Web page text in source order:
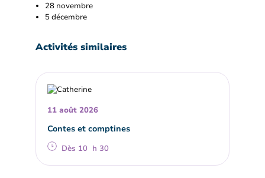
28 novembre
5 décembre
Activités similaires
11 août 2026
Contes et comptines
Dès 10 h 30